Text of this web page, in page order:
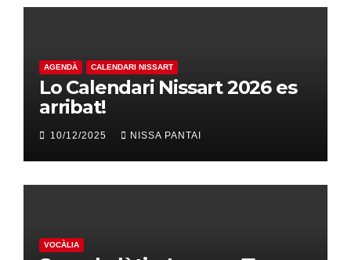
AGENDÀ CALENDARI NISSART
Lo Calendari Nissart 2026 es
arribat!
10/12/2025 NISSA PANTAI
VOCÀLIA